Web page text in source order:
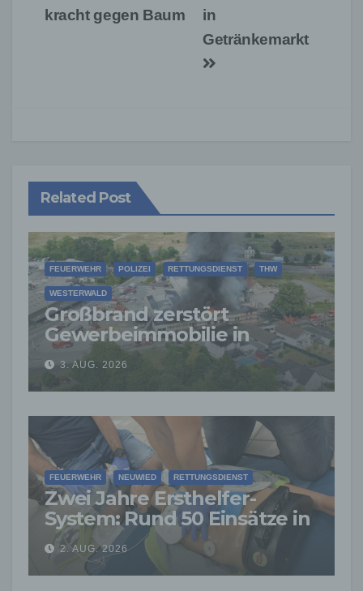
in
Getränkemarkt
kracht gegen Baum
Related Post
FEUERWEHR POLIZEI RETTUNGSDIENST THW
WESTERWALD
Großbrand zerstört
Gewerbeimmobilie in
Siershahn –
Millionenschaden
entstanden
3. AUG. 2026
FEUERWEHR NEUWIED RETTUNGSDIENST
Zwei Jahre Ersthelfer-
System: Rund 50 Einsätze in
der VG Asbach
2. AUG. 2026